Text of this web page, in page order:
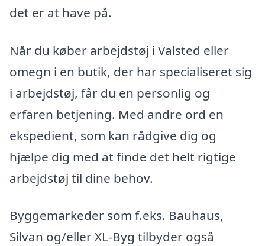
det er at have på.
Når du køber arbejdstøj i Valsted eller
omegn i en butik, der har specialiseret sig
i arbejdstøj, får du en personlig og
erfaren betjening. Med andre ord en
ekspedient, som kan rådgive dig og
hjælpe dig med at finde det helt rigtige
arbejdstøj til dine behov.
Byggemarkeder som f.eks. Bauhaus,
Silvan og/eller XL-Byg tilbyder også